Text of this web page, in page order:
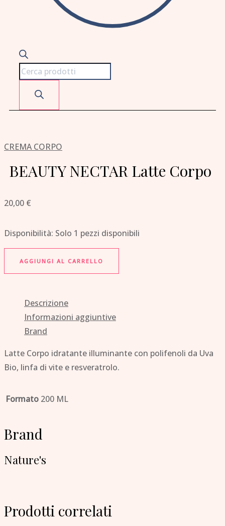
CREMA CORPO
BEAUTY NECTAR Latte Corpo
20,00 €
Disponibilità: Solo 1 pezzi disponibili
AGGIUNGI AL CARRELLO
Descrizione
Informazioni aggiuntive
Brand
Latte Corpo idratante illuminante con polifenoli da Uva
Bio, linfa di vite e resveratrolo.
Formato 200 ML
Brand
Nature's
Prodotti correlati